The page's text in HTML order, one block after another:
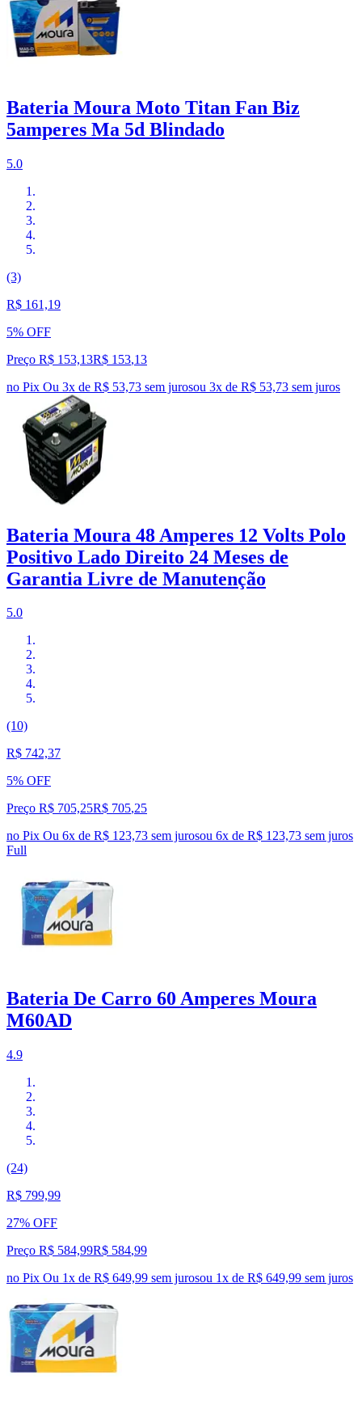
Bateria Moura Moto Titan Fan Biz
5amperes Ma 5d Blindado
5.0
(3)
R$ 161,19
5% OFF
Preço R$ 153,13R$ 153,13
no Pix Ou 3x de R$ 53,73 sem jurosou 3x de R$ 53,73 sem juros
Bateria Moura 48 Amperes 12 Volts Polo
Positivo Lado Direito 24 Meses de
Garantia Livre de Manutenção
5.0
(10)
R$ 742,37
5% OFF
Preço R$ 705,25R$ 705,25
no Pix Ou 6x de R$ 123,73 sem jurosou 6x de R$ 123,73 sem juros
Full
Bateria De Carro 60 Amperes Moura
M60AD
4.9
(24)
R$ 799,99
27% OFF
Preço R$ 584,99R$ 584,99
no Pix Ou 1x de R$ 649,99 sem jurosou 1x de R$ 649,99 sem juros